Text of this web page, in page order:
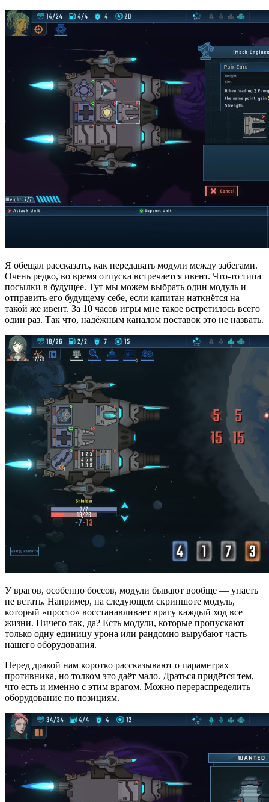
Я обещал рассказать, как передавать модули между забегами.
Очень редко, во время отпуска встречается ивент. Что-то типа
посылки в будущее. Тут мы можем выбрать один модуль и
отправить его будущему себе, если капитан наткнётся на
такой же ивент. За 10 часов игры мне такое встретилось всего
один раз. Так что, надёжным каналом поставок это не назвать.
У врагов, особенно боссов, модули бывают вообще — упасть
не встать. Например, на следующем скриншоте модуль,
который «просто» восстанавливает врагу каждый ход все
жизни. Ничего так, да? Есть модули, которые пропускают
только одну единицу урона или рандомно вырубают часть
нашего оборудования.
Перед дракой нам коротко рассказывают о параметрах
противника, но толком это даёт мало. Драться придётся тем,
что есть и именно с этим врагом. Можно перераспределить
оборудование по позициям.